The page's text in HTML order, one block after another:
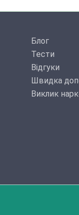
Блог
Тести
Відгуки
Швидка
Виклик